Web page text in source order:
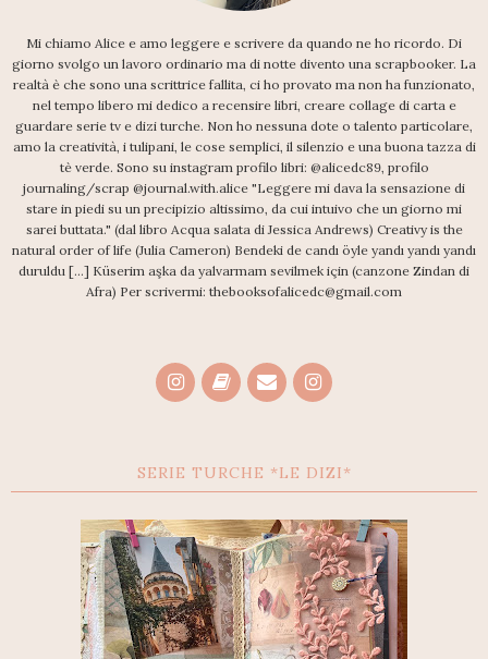
Mi chiamo Alice e amo leggere e scrivere da quando ne ho ricordo. Di
giorno svolgo un lavoro ordinario ma di notte divento una scrapbooker. La
realtà è che sono una scrittrice fallita, ci ho provato ma non ha funzionato,
nel tempo libero mi dedico a recensire libri, creare collage di carta e
guardare serie tv e dizi turche. Non ho nessuna dote o talento particolare,
amo la creatività, i tulipani, le cose semplici, il silenzio e una buona tazza di
tè verde. Sono su instagram profilo libri: @alicedc89, profilo
journaling/scrap @journal.with.alice "Leggere mi dava la sensazione di
stare in piedi su un precipizio altissimo, da cui intuivo che un giorno mi
sarei buttata." (dal libro Acqua salata di Jessica Andrews) Creativy is the
natural order of life (Julia Cameron) Bendeki de candı öyle yandı yandı yandı
duruldu [...] Küserim aşka da yalvarmam sevilmek için (canzone Zindan di
Afra) Per scrivermi: thebooksofalicedc@gmail.com
SERIE TURCHE *LE DIZI*